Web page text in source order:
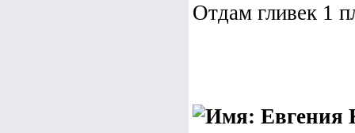
Отдам гливек 1